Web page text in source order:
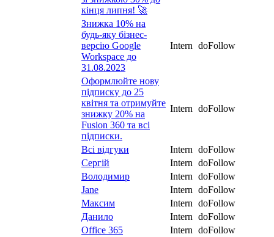
кінця липня! 🚀
Знижка 10% на
будь-яку бізнес-
версію Google
Workspace до
31.08.2023
Intern doFollow
Оформлюйте нову
підписку до 25
квітня та отримуйте
знижку 20% на
Fusion 360 та всі
підписки.
Intern doFollow
Всі відгуки Intern doFollow
Сергій
Intern doFollow
Володимир
Intern doFollow
Jane
Intern doFollow
Максим
Intern doFollow
Данило
Intern doFollow
Office 365
Intern doFollow